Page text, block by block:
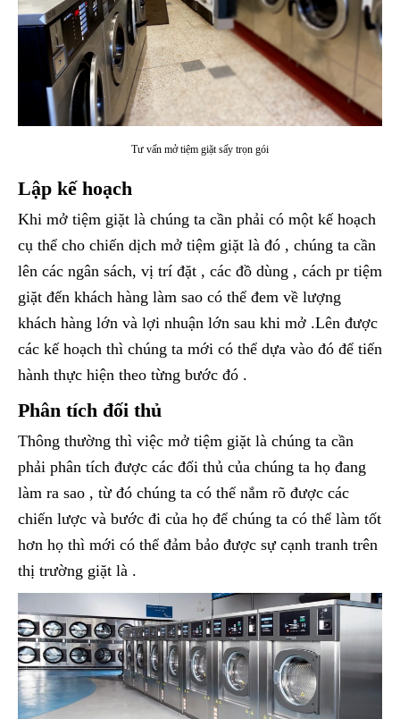
Tư vấn mở tiệm giặt sấy trọn gói
Lập kế hoạch
Khi mở tiệm giặt là chúng ta cần phải có một kế hoạch
cụ thể cho chiến dịch mở tiệm giặt là đó , chúng ta cần
lên các ngân sách, vị trí đặt , các đồ dùng , cách pr tiệm
giặt đến khách hàng làm sao có thể đem về lượng
khách hàng lớn và lợi nhuận lớn sau khi mở .Lên được
các kế hoạch thì chúng ta mới có thể dựa vào đó để tiến
hành thực hiện theo từng bước đó .
Phân tích đối thủ
Thông thường thì việc mở tiệm giặt là chúng ta cần
phải phân tích được các đối thủ của chúng ta họ đang
làm ra sao , từ đó chúng ta có thể nắm rõ được các
chiến lược và bước đi của họ để chúng ta có thể làm tốt
hơn họ thì mới có thể đảm bảo được sự cạnh tranh trên
thị trường giặt là .